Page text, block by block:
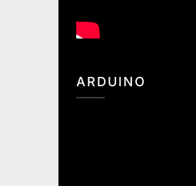
ARDUINO